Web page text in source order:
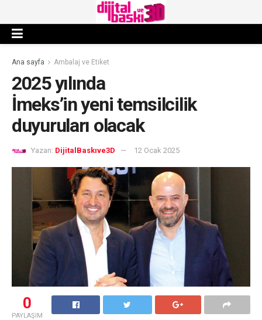
Ana sayfa Ambalaj ve Etiket
2025 yılında
İmeks’in yeni temsilcilik
duyuruları olacak
Yazan: DijitalBaskıve3D 12 Ocak 2025
0
PAYLAŞIM